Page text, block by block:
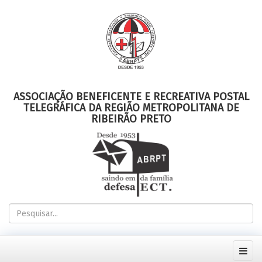
ASSOCIAÇÃO BENEFICENTE E RECREATIVA POSTAL
TELEGRÁFICA DA REGIÃO METROPOLITANA DE
RIBEIRÃO PRETO